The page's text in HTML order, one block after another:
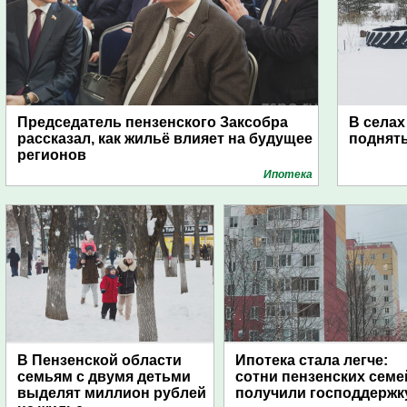
Председатель пензенского Заксобра
рассказал, как жильё влияет на будущее
регионов
Ипотека
В
В Пензенской области
семьям с двумя детьми
выделят миллион рублей
Ипотека стала легче:
сотни пензенских
получили